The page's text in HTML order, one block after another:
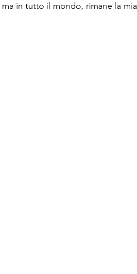
in tutto il mondo, rimane la mia